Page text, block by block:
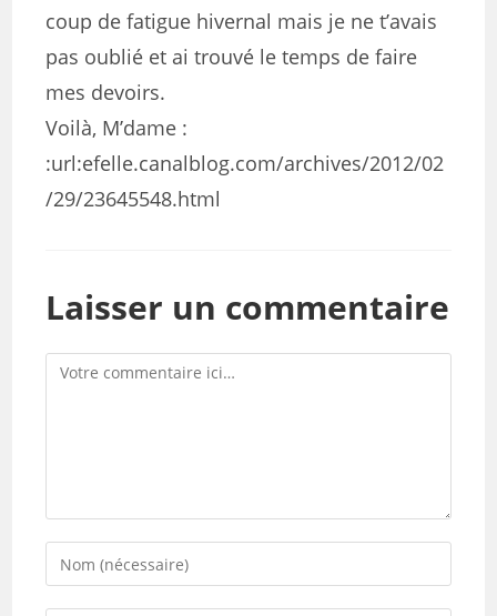
coup de fatigue hivernal mais je ne t’avais
pas oublié et ai trouvé le temps de faire
mes devoirs.
Voilà, M’dame :
:url:efelle.canalblog.com/archives/2012/02
/29/23645548.html
Laisser un commentaire